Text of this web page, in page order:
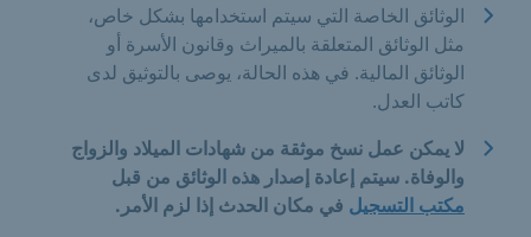
الوثائق الخاصة التي سيتم استخدامها بشكل خاص،
مثل الوثائق المتعلقة بالميراث وقانون الأسرة أو
الوثائق المالية. في هذه الحالة، يوصى بالتوثيق لدى
كاتب العدل.
لا يمكن عمل نسخ موثقة من شهادات الميلاد والزواج
والوفاة. سيتم إعادة إصدار هذه الوثائق من قبل
مكتب التسجيل في مكان الحدث إذا لزم الأمر.